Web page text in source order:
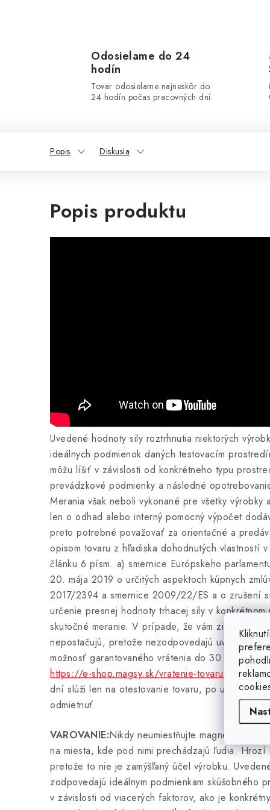
Odosielame do 24
hodín
Tovar odosielame najneskôr do
24 hodín počas pracovných dní.
Popis Diskusia
Popis produktu
Uvedené hodnoty sily roztrhnutia niektorých
ideálnych podmienok daných testovacím
môžu líšiť v závislosti od konkrétneho typu
prevádzkové podmienky a následné
Merania však neboli vykonané pre všetky
len o odhad alebo interný pomocný výpočet
preto potrebné považovať za orientačné a
opisom tovaru z hľadiska dohodnutých vlastností
článku 6 písm. a) smernice Európskeho
20. mája 2019 o určitých aspektoch kúpnych
2017/2394 a smernice 2009/22/ES a o zrušení
určenie presnej hodnoty trhacej sily v
skutočné meranie. V prípade, že vám zistené
nepostačujú, pretože nezodpovedajú uvedeným
možnosť garantovaného vrátenia do 30 dní za
https://e-shop.magsy.sk/vratenie-tovaru/
a
dní slúži len na otestovanie tovaru, po uplynutí
odmietnuť.
VAROVANIE:Nikdy neumiestňujte magnetické
na miesta, kde pod nimi prechádzajú ľudia.
pretože to nie je zamýšľaný účel výrobku.
zodpovedajú ideálnym podmienkam skúšobného
v závislosti od viacerých faktorov, ako je